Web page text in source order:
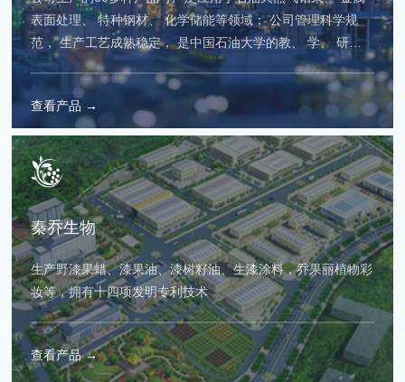
表面处理、 特种钢材、 化学储能等领域； 公司管理科学规
范， 生产工艺成熟稳定， 是中国石油大学的教、 学、 研实
习基地，公司业务包含油田化学品的研发、 生产、 销售和技
术服务， 拥有一批自主知识产权的专利技术和特色产品。
查看产品 →
秦乔生物
生产野漆果蜡、漆果油、漆树籽油、生漆涂料，乔果丽植物彩
妆等，拥有十四项发明专利技术
查看产品 →